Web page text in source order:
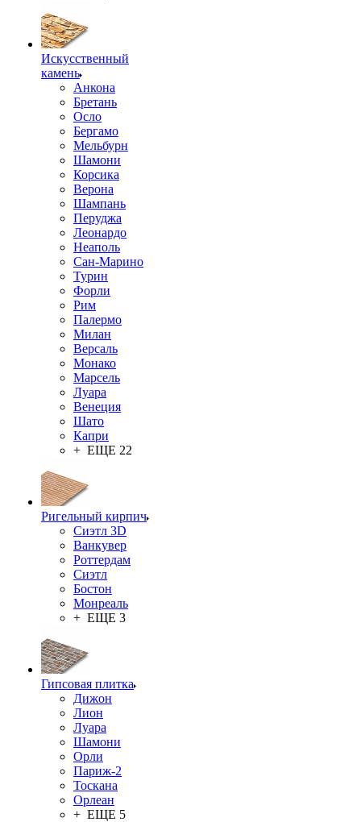
Искусственный
камень
Анкона
Бретань
Осло
Бергамо
Мельбурн
Шамони
Корсика
Верона
Шампань
Перуджа
Леонардо
Неаполь
Сан-Марино
Турин
Форли
Рим
Палермо
Милан
Версаль
Монако
Марсель
Луара
Венеция
Шато
Капри
+ ЕЩЕ 22
Ригельный кирпич
Сиэтл 3D
Ванкувер
Роттердам
Сиэтл
Бостон
Монреаль
+ ЕЩЕ 3
Гипсовая плитка
Дижон
Лион
Луара
Шамони
Орли
Париж-2
Тоскана
Орлеан
+ ЕЩЕ 5